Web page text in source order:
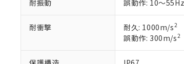
耐振動 誤動作: 10～
耐衝撃 耐久: 1000m/s2
誤動作: 300m/s2
※2
部品
※2
「ｅ
△
－